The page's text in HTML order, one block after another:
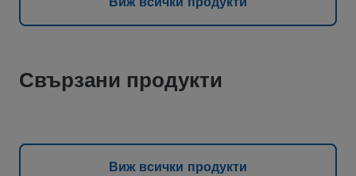
Свързани продукти
Виж всички продукти